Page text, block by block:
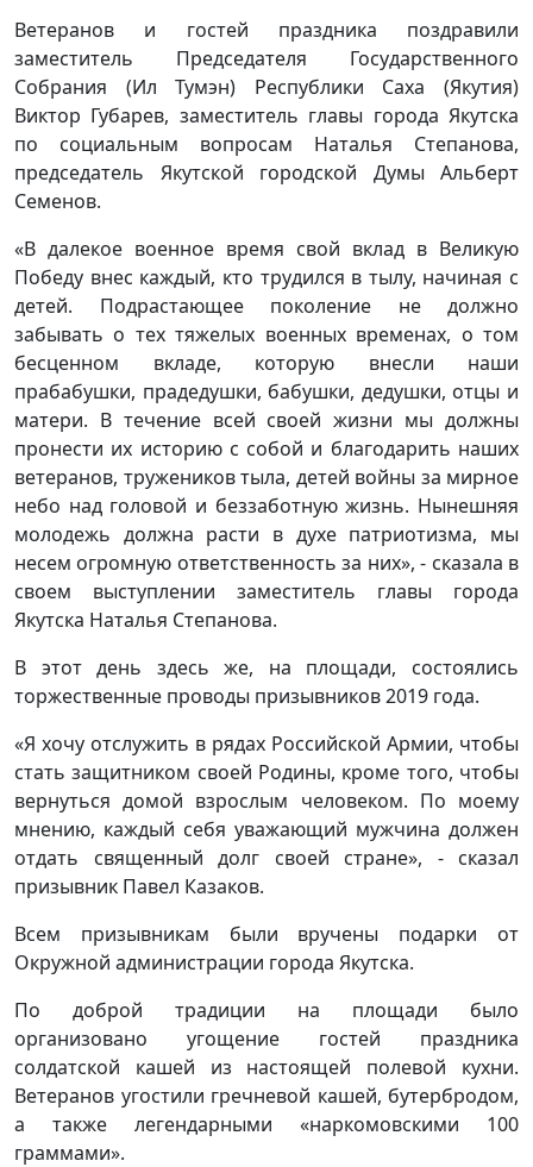
Ветеранов и гостей праздника поздравили
заместитель Председателя Государственного
Собрания (Ил Тумэн) Республики Саха (Якутия)
Виктор Губарев, заместитель главы города Якутска
по социальным вопросам Наталья Степанова,
председатель Якутской городской Думы Альберт
Семенов.
«В далекое военное время свой вклад в Великую
Победу внес каждый, кто трудился в тылу, начиная с
детей. Подрастающее поколение не должно
забывать о тех тяжелых военных временах, о том
бесценном вкладе, которую внесли наши
прабабушки, прадедушки, бабушки, дедушки, отцы и
матери. В течение всей своей жизни мы должны
пронести их историю с собой и благодарить наших
ветеранов, тружеников тыла, детей войны за мирное
небо над головой и беззаботную жизнь. Нынешняя
молодежь должна расти в духе патриотизма, мы
несем огромную ответственность за них», - сказала в
своем выступлении заместитель главы города
Якутска Наталья Степанова.
В этот день здесь же, на площади, состоялись
торжественные проводы призывников 2019 года.
«Я хочу отслужить в рядах Российской Армии, чтобы
стать защитником своей Родины, кроме того, чтобы
вернуться домой взрослым человеком. По моему
мнению, каждый себя уважающий мужчина должен
отдать священный долг своей стране», - сказал
призывник Павел Казаков.
Всем призывникам были вручены подарки от
Окружной администрации города Якутска.
По доброй традиции на площади было
организовано угощение гостей праздника
солдатской кашей из настоящей полевой кухни.
Ветеранов угостили гречневой кашей, бутербродом,
а также легендарными «наркомовскими 100
граммами».